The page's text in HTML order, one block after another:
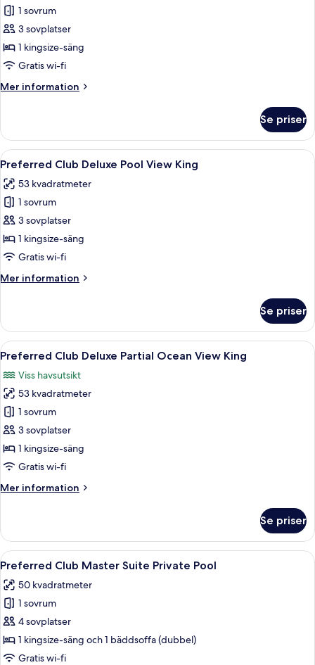
Deluxe
Tropical
View
King
1 sovrum
3 sovplatser
1 kingsize-säng
Gratis wi-fi
Mer information
Mer
Tropical
View
King
Se priser
Öppna
alla
foton
för
Preferred
Club
Deluxe
View
Ett hotellrum med en säng, ett
4
Preferred Club Deluxe Pool View King
53 kvadratmeter
1 sovrum
3 sovplatser
1 kingsize-säng
Gratis wi-fi
Mer information
Mer
Club
Deluxe
Pool
King
Se priser
Öppna
alla
foton
för
Preferred
Club
Deluxe
Partial
View
Ett hotellrum med en säng, ett
3
Preferred Club Deluxe Partial Ocean View King
Viss havsutsikt
53 kvadratmeter
1 sovrum
3 sovplatser
1 kingsize-säng
Gratis wi-fi
Mer information
Mer
Club
Deluxe
Partial
View
King
Se priser
Öppna
alla
foton
för
Preferred
Club
Master
Ett modernt hotellrum med en stor
4
Preferred Club Master Suite Private Pool
50 kvadratmeter
1 sovrum
4 sovplatser
1 kingsize-säng och 1 bäddsoffa (dubbel)
Gratis wi-fi